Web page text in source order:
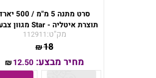
סרט מתנה 5 מ"מ / 500 יארד
תוצרת איטליה - Star מגוון צבעים
מק"ט:112911
₪18
מחיר מבצע: ₪12.50